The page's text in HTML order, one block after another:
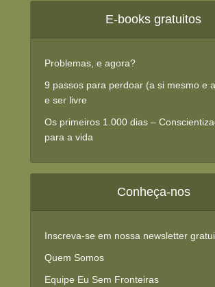
E-books gratuitos
Problemas, e agora?
9 passos para perdoar (a si mesmo e
e ser livre
Os primeiros 1.000 dias –
para a vida
Conheça-nos
Inscreva-se em nossa newsletter
Quem Somos
Equipe Eu Sem Fronteiras